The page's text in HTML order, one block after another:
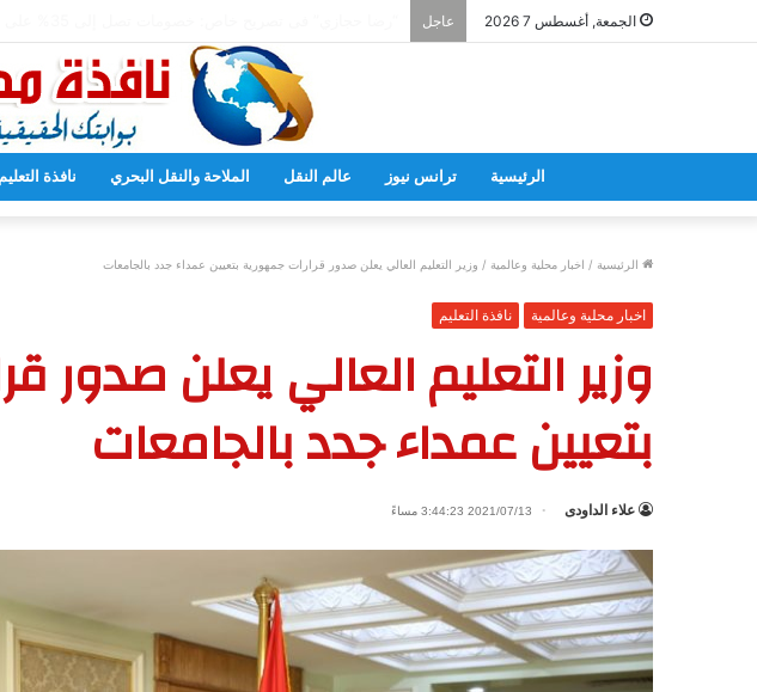
الجمعة, أغسطس 7 2026 عاجل
الرئيسية ترانس نيوز عالم النقل الملاحة والنقل البحري نافذة التعليم
الرئيسية / اخبار محلية وعالمية / وزير التعليم العالي يعلن صدور قرارات جمهورية بتعيين عمداء جدد بالجامعات
اخبار محلية وعالمية نافذة التعليم
وزير التعليم العالي يعلن صدور
بتعيين عمداء جدد بالجامعات
علاء الداودى 2021/07/13 3:44:23 مساءً